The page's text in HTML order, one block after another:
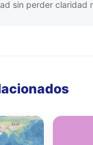
sin perder claridad